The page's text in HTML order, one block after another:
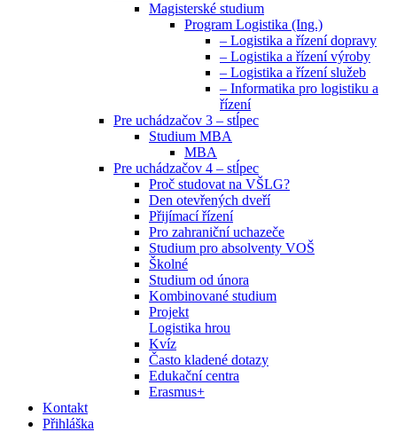
Magisterské studium
Program Logistika (Ing.)
– Logistika a řízení dopravy
– Logistika a řízení výroby
– Logistika a řízení služeb
– Informatika pro logistiku a
řízení
Pre uchádzačov 3 – stĺpec
Studium MBA
MBA
Pre uchádzačov 4 – stĺpec
Proč studovat na VŠLG?
Den otevřených dveří
Přijímací řízení
Pro zahraniční uchazeče
Studium pro absolventy VOŠ
Školné
Studium od února
Kombinované studium
Projekt
Logistika hrou
Kvíz
Často kladené dotazy
Edukační centra
Erasmus+
Kontakt
Přihláška